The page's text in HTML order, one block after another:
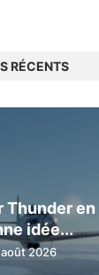
RÉCENTS
Thunder en
idée...
août 2026